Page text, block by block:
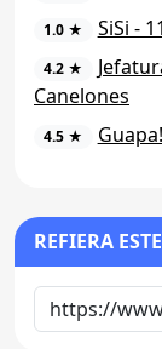
1.0 ★ SiSi -
4.2 ★
Canelones
4.5 ★
REFIERA